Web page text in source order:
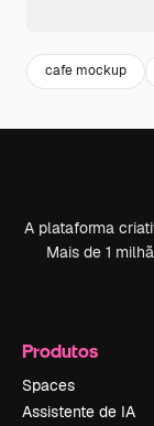
cafe mockup
A plataforma
Mais de 1
Produtos
Spaces
Assistente de IA